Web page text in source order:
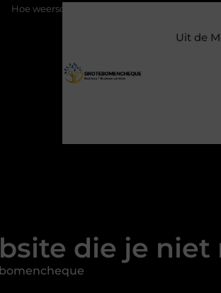
de internationale uienhandel op een
Uit de
die je niet